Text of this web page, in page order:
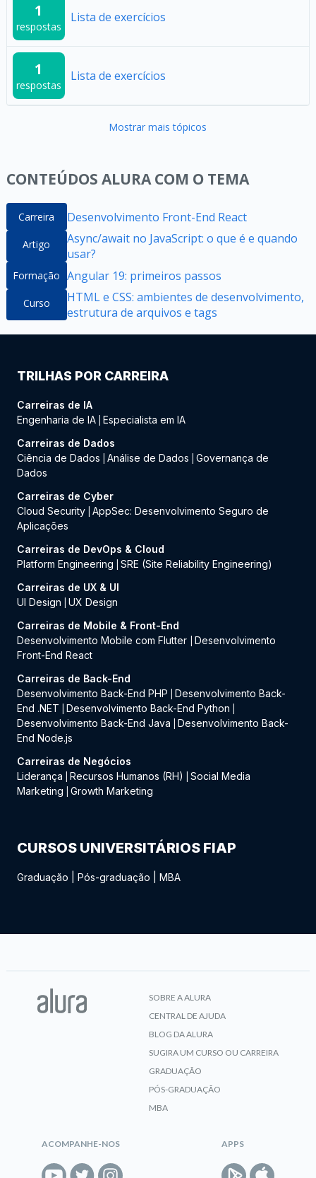
1
respostas
Lista de exercícios
1
respostas
Lista de exercícios
Mostrar mais tópicos
CONTEÚDOS ALURA COM O TEMA
Carreira Desenvolvimento Front-End React
Artigo
Async/await no JavaScript: o que é e quando
usar?
Formação Angular 19: primeiros passos
Curso
HTML e CSS: ambientes de desenvolvimento,
estrutura de arquivos e tags
TRILHAS POR CARREIRA
Carreiras de IA
Engenharia de IA Especialista em IA
Carreiras de Dados
Ciência de Dados
Análise de Dados
Governança de
Dados
Carreiras de Cyber
Cloud Security AppSec: Desenvolvimento Seguro de
Aplicações
Carreiras de DevOps & Cloud
Platform Engineering
SRE (Site Reliability Engineering)
Carreiras de UX & UI
UI Design
UX Design
Carreiras de Mobile & Front-End
Desenvolvimento Mobile com Flutter
Desenvolvimento
Front-End React
Carreiras de Back-End
Desenvolvimento Back-End PHP
Desenvolvimento Back-
End .NET
Desenvolvimento Back-End Python
Desenvolvimento Back-End Java
Desenvolvimento Back-
End Node.js
Carreiras de Negócios
Liderança
Recursos Humanos (RH)
Social Media
Marketing
Growth Marketing
CURSOS UNIVERSITÁRIOS FIAP
Graduação Pós-graduação MBA
SOBRE A ALURA
CENTRAL DE AJUDA
BLOG DA ALURA
SUGIRA UM CURSO OU CARREIRA
GRADUAÇÃO
PÓS-GRADUAÇÃO
MBA
ACOMPANHE-NOS APPS